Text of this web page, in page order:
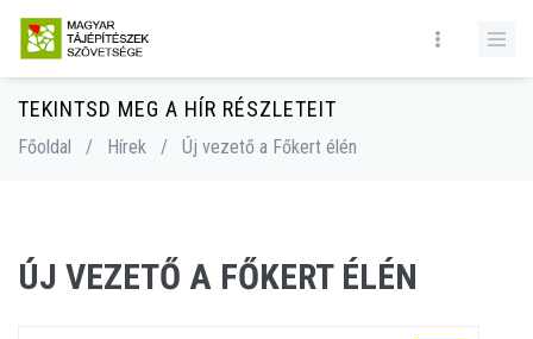
TEKINTSD MEG A HÍR RÉSZLETEIT
Főoldal / Hírek / Új vezető a Főkert élén
ÚJ VEZETŐ A FŐKERT ÉLÉN